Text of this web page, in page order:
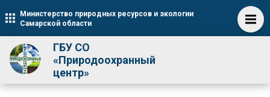
ГБУ СО
«Природоохранный
центр»
Министерство природных ресурсов и экологии
Самарской области